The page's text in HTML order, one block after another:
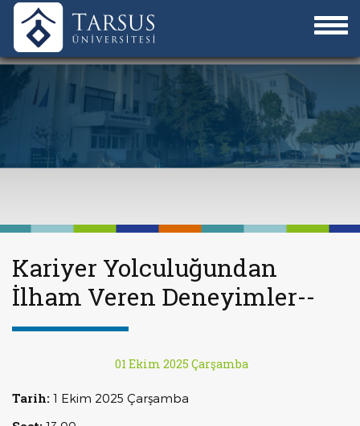
Kariyer Yolculuğundan
İlham Veren Deneyimler--
01 Ekim 2025 Çarşamba
Tarih: 1 Ekim 2025 Çarşamba